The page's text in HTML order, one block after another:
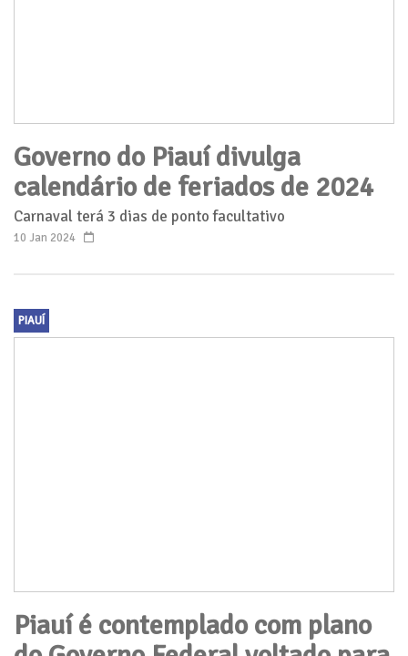
Governo do Piauí divulga
calendário de feriados de 2024
Carnaval terá 3 dias de ponto facultativo
10 Jan 2024
PIAUÍ
Piauí é contemplado com plano